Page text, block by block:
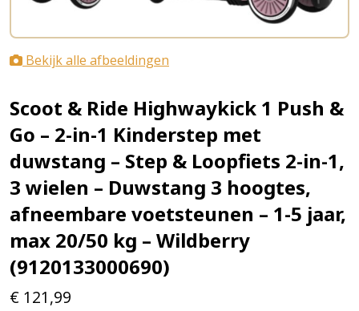
Bekijk alle afbeeldingen
Scoot & Ride Highwaykick 1 Push &
Go – 2-in-1 Kinderstep met
duwstang – Step & Loopfiets 2-in-1,
3 wielen – Duwstang 3 hoogtes,
afneembare voetsteunen – 1-5 jaar,
max 20/50 kg – Wildberry
(9120133000690)
€ 121,99